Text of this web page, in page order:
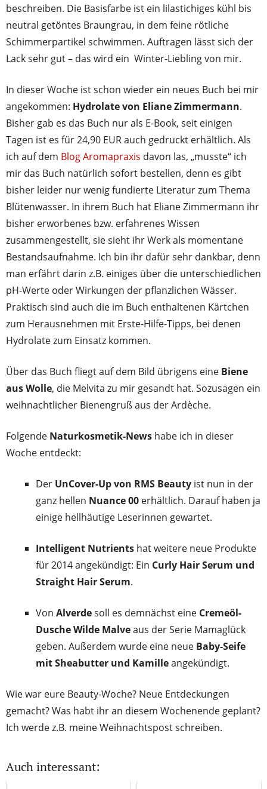
beschreiben. Die Basisfarbe ist ein lilastichiges kühl bis
neutral getöntes Braungrau, in dem feine rötliche
Schimmerpartikel schwimmen. Auftragen lässt sich der
Lack sehr gut – das wird ein Winter-Liebling von mir.
In dieser Woche ist schon wieder ein neues Buch bei mir
angekommen: Hydrolate von Eliane Zimmermann.
Bisher gab es das Buch nur als E-Book, seit einigen
Tagen ist es für 24,90 EUR auch gedruckt erhältlich. Als
ich auf dem Blog Aromapraxis davon las, „musste“ ich
mir das Buch natürlich sofort bestellen, denn es gibt
bisher leider nur wenig fundierte Literatur zum Thema
Blütenwasser. In ihrem Buch hat Eliane Zimmermann ihr
bisher erworbenes bzw. erfahrenes Wissen
zusammengestellt, sie sieht ihr Werk als momentane
Bestandsaufnahme. Ich bin ihr dafür sehr dankbar, denn
man erfährt darin z.B. einiges über die unterschiedlichen
pH-Werte oder Wirkungen der pflanzlichen Wässer.
Praktisch sind auch die im Buch enthaltenen Kärtchen
zum Herausnehmen mit Erste-Hilfe-Tipps, bei denen
Hydrolate zum Einsatz kommen.
Über das Buch fliegt auf dem Bild übrigens eine Biene
aus Wolle, die Melvita zu mir gesandt hat. Sozusagen ein
weihnachtlicher Bienengruß aus der Ardèche.
Folgende Naturkosmetik-News habe ich in dieser
Woche entdeckt:
Der UnCover-Up von RMS Beauty ist nun in der
ganz hellen Nuance 00 erhältlich. Darauf haben ja
einige hellhäutige Leserinnen gewartet.
Intelligent Nutrients hat weitere neue Produkte
für 2014 angekündigt: Ein Curly Hair Serum und
Straight Hair Serum.
Von Alverdesoll es demnächst eine Cremeöl-
Dusche Wilde Malveaus der Serie Mamaglück
geben. Außerdem wurde eine neue Baby-Seife
mit Sheabutter und Kamilleangekündigt.
Wie war eure Beauty-Woche? Neue Entdeckungen
gemacht? Was habt ihr an diesem Wochenende geplant?
Ich werde z.B. meine Weihnachtspost schreiben.
Auch interessant: